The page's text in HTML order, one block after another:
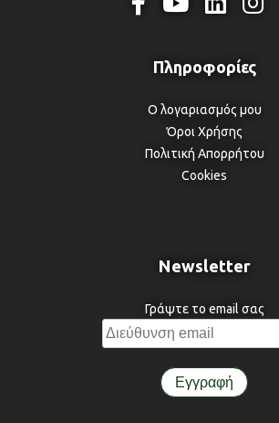
Ο λογαριασμός μου
Όροι Χρήσης
Πολιτική Απορρήτου
Cookies
Newsletter
Γράψτε το email σας